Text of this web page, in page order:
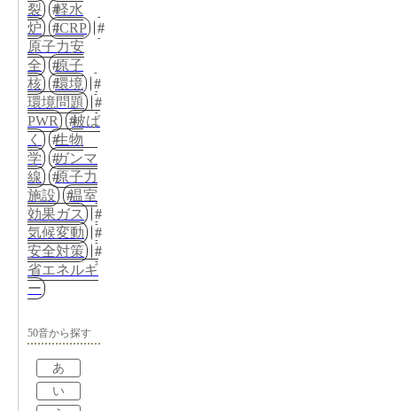
裂
軽水
炉
ICRP
原子力安
全
原子
核
環境
環境問題
PWR
被ば
く
生物
学
ガンマ
線
原子力
施設
温室
効果ガス
気候変動
安全対策
省エネルギ
ー
50音から探す
あ
い